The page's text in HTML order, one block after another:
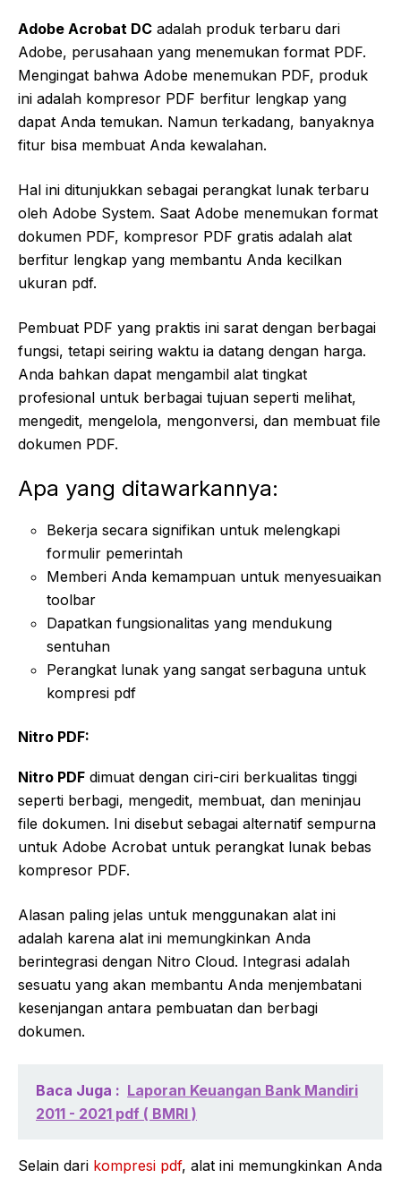
Adobe Acrobat DC adalah produk terbaru dari
Adobe, perusahaan yang menemukan format PDF.
Mengingat bahwa Adobe menemukan PDF, produk
ini adalah kompresor PDF berfitur lengkap yang
dapat Anda temukan. Namun terkadang, banyaknya
fitur bisa membuat Anda kewalahan.
Hal ini ditunjukkan sebagai perangkat lunak terbaru
oleh Adobe System. Saat Adobe menemukan format
dokumen PDF, kompresor PDF gratis adalah alat
berfitur lengkap yang membantu Anda kecilkan
ukuran pdf.
Pembuat PDF yang praktis ini sarat dengan berbagai
fungsi, tetapi seiring waktu ia datang dengan harga.
Anda bahkan dapat mengambil alat tingkat
profesional untuk berbagai tujuan seperti melihat,
mengedit, mengelola, mengonversi, dan membuat file
dokumen PDF.
Apa yang ditawarkannya:
Bekerja secara signifikan untuk melengkapi
formulir pemerintah
Memberi Anda kemampuan untuk menyesuaikan
toolbar
Dapatkan fungsionalitas yang mendukung
sentuhan
Perangkat lunak yang sangat serbaguna untuk
kompresi pdf
Nitro PDF:
Nitro PDF dimuat dengan ciri-ciri berkualitas tinggi
seperti berbagi, mengedit, membuat, dan meninjau
file dokumen. Ini disebut sebagai alternatif sempurna
untuk Adobe Acrobat untuk perangkat lunak bebas
kompresor PDF.
Alasan paling jelas untuk menggunakan alat ini
adalah karena alat ini memungkinkan Anda
berintegrasi dengan Nitro Cloud. Integrasi adalah
sesuatu yang akan membantu Anda menjembatani
kesenjangan antara pembuatan dan berbagi
dokumen.
Baca Juga : Laporan Keuangan Bank Mandiri
2011 - 2021 pdf ( BMRI )
Selain dari kompresi pdf, alat ini memungkinkan Anda